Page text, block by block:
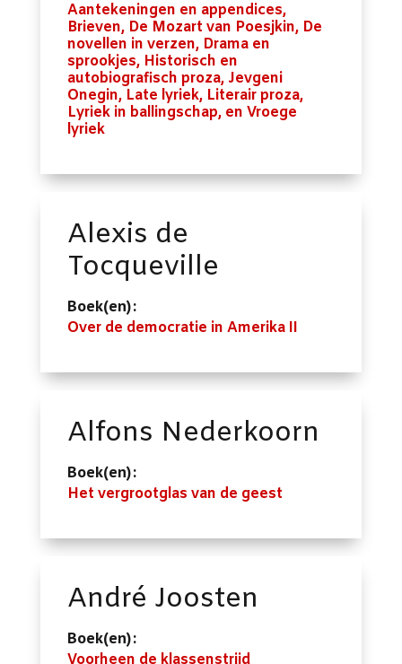
Aantekeningen en appendices,
Brieven, De Mozart van Poesjkin, De
novellen in verzen, Drama en
sprookjes, Historisch en
autobiografisch proza, Jevgeni
Onegin, Late lyriek, Literair proza,
Lyriek in ballingschap, en Vroege
lyriek
Alexis de
Tocqueville
Boek(en):
Over de democratie in Amerika II
Alfons Nederkoorn
Boek(en):
Het vergrootglas van de geest
André Joosten
Boek(en):
Voorheen de klassenstrijd